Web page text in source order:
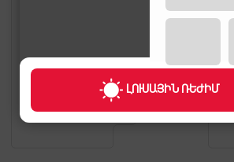
ԼՈՒՍԱՅԻՆ ՌԵԺԻՄ